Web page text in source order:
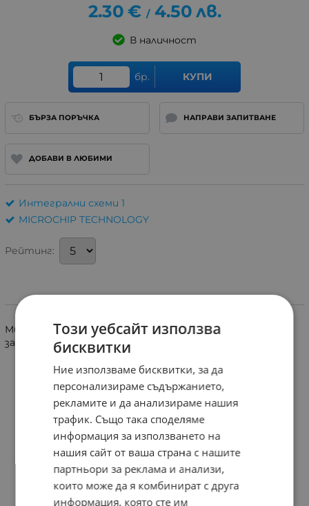
2.30 € / 4.50 лв.
В наличност
бр. КУПИ
БЪРЗА ПОРЪЧКА НАПРАВИ ЗАПИТВАНЕ
ДОБАВИ В ЛЮБИМИ
Интегрални схеми 1
MICROCHIP TECHNOLOGY
Рейтинг:
Микроконтролер PIC, EEPROM 128B, SRAM 64B, 20MHz
захранване 2÷5.5V корпус за SMD монтаж SO8.
Този уебсайт използва
бисквитки
Ние използваме бисквитки, за да
персонализираме съдържанието,
рекламите и да анализираме нашия
трафик. Също така споделяме
информация за използването на
нашия сайт от ваша страна с нашите
партньори за реклама и анализи,
които може да я комбинират с друга
информация, която сте им